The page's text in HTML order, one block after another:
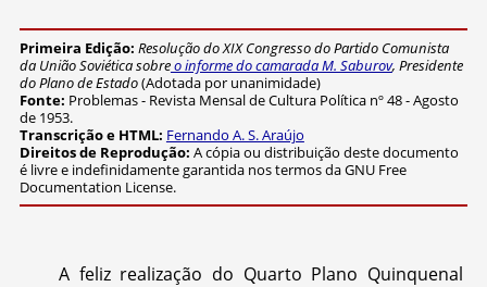
Primeira Edição: Resolução do XIX Congresso do Partido Comunista
da União Soviética sobreo informe do camarada M. Saburov, Presidente
do Plano de Estado(Adotada por unanimidade)
Fonte: Problemas - Revista Mensal de Cultura Política nº 48 - Agosto
de 1953.
Transcrição e HTML: Fernando A. S. Araújo
Direitos de Reprodução: A cópia ou distribuição deste documento
é livre e indefinidamente garantida nos termos da GNU Free
Documentation License.
A feliz realização do Quarto Plano Quinquenal